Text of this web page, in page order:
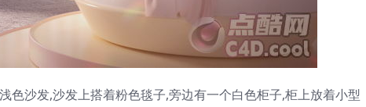
色沙发,沙发上搭着粉色毯子,旁边有一个白色柜子,柜上放着小型